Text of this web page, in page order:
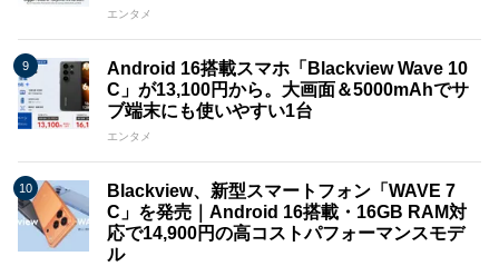
エンタメ
Android 16搭載スマホ「Blackview Wave 10
C」が13,100円から。大画面＆5000mAhでサ
ブ端末にも使いやすい1台
エンタメ
Blackview、新型スマートフォン「WAVE 7
C」を発売｜Android 16搭載・16GB RAM対
応で14,900円の高コストパフォーマンスモデ
ル